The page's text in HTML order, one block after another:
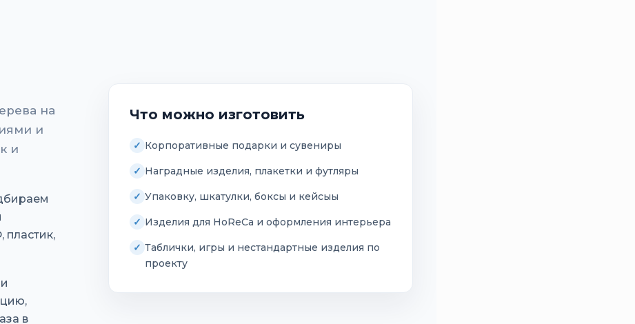
на
и
и
в
Что можно изготовить
Корпоративные подарки и сувениры
Наградные изделия, плакетки и футляры
Упаковку, шкатулки, боксы и кейсыы
Изделия для HoReCa и оформления интерьера
Таблички, игры и нестандартные изделия по
проекту